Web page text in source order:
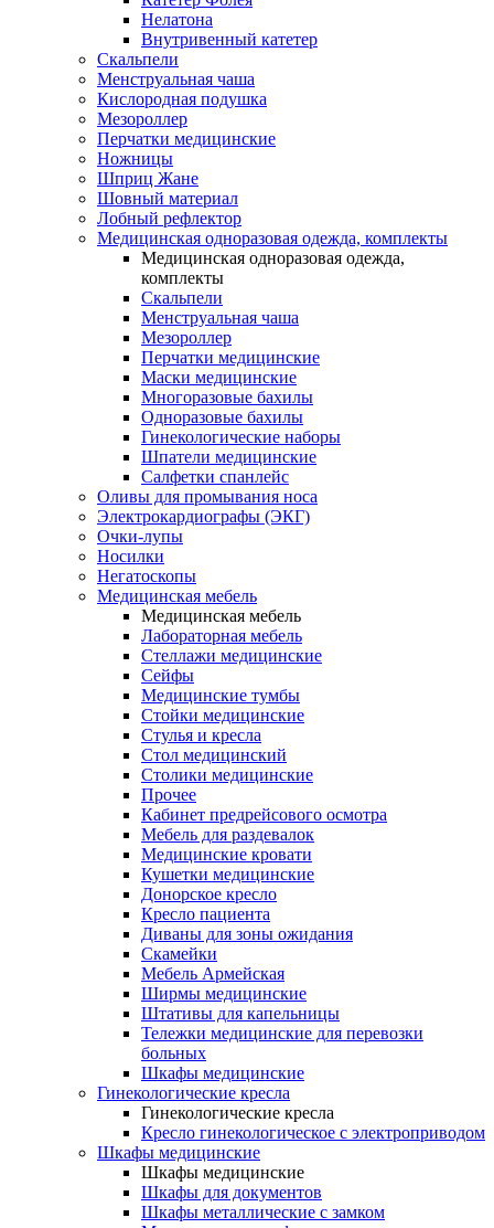
Нелатона
Внутривенный катетер
Скальпели
Менструальная чаша
Кислородная подушка
Мезороллер
Перчатки медицинские
Ножницы
Шприц Жане
Шовный материал
Лобный рефлектор
Медицинская одноразовая одежда, комплекты
Медицинская одноразовая одежда,
комплекты
Скальпели
Менструальная чаша
Мезороллер
Перчатки медицинские
Маски медицинские
Многоразовые бахилы
Одноразовые бахилы
Гинекологические наборы
Шпатели медицинские
Салфетки спанлейс
Оливы для промывания носа
Электрокардиографы (ЭКГ)
Очки-лупы
Носилки
Негатоскопы
Медицинская мебель
Медицинская мебель
Лабораторная мебель
Стеллажи медицинские
Сейфы
Медицинские тумбы
Стойки медицинские
Cтулья и кресла
Стол медицинский
Столики медицинские
Прочее
Кабинет предрейсового осмотра
Мебель для раздевалок
Медицинские кровати
Кушетки медицинские
Донорское кресло
Кресло пациента
Диваны для зоны ожидания
Скамейки
Мебель Армейская
Ширмы медицинские
Штативы для капельницы
Тележки медицинские для перевозки
больных
Шкафы медицинские
Гинекологические кресла
Гинекологические кресла
Кресло гинекологическое с электроприводом
Шкафы медицинские
Шкафы медицинские
Шкафы для документов
Шкафы металлические с замком